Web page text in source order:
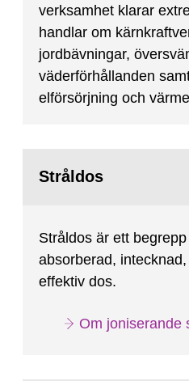
verksamhet klarar
handlar om
jordbävningar,
väderförhållanden
elförsörjning och
Stråldos
Stråldos är ett
absorberad,
effektiv dos.
Om joniserande